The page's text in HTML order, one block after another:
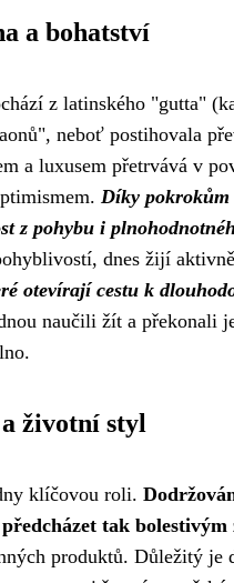
a bohatství
z latinského "gutta"
neboť postihovala
a luxusem přetrvává v
Díky pokrokům
z pohybu i
dnes žijí
otevírají cestu k
naučili žít a překonali
životní styl
klíčovou roli.
tak bolestivým
produktů. Důležitý